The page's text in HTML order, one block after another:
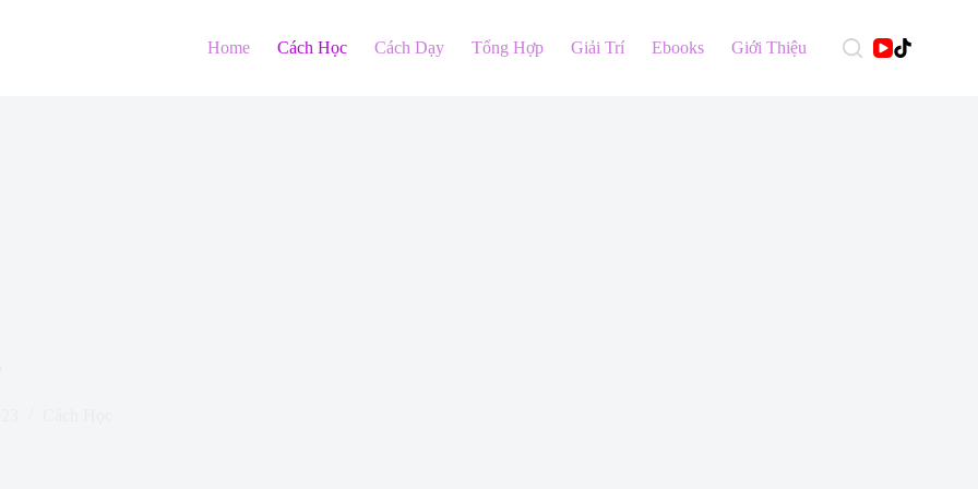
Home Cách Học Cách Dạy Tổng Hợp Giải Trí Ebooks Giới Thiệu